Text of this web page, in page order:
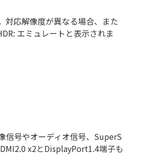
対応解像度が異なる場合、また
エミュレートと表示されま
信号やオーディオ信号、SuperS
x2とDisplayPort1.4端子も